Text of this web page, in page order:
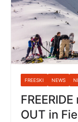
FREESKI NEWS
OUT in